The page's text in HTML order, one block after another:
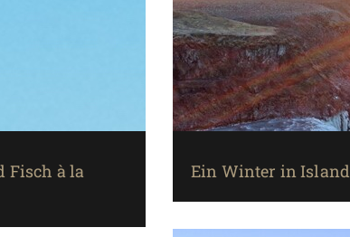
Fisch à la
Ein Winter in Island